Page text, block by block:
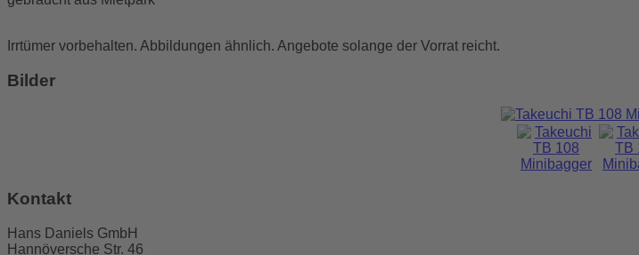
Irrtümer vorbehalten. Abbildungen ähnlich. Angebote solange der Vorrat reicht.
Bilder
Kontakt
Hans Daniels GmbH
Hannöversche Str. 46